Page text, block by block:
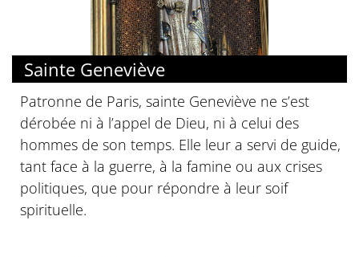
Sainte Geneviève
Patronne de Paris, sainte Geneviève ne s’est
dérobée ni à l’appel de Dieu, ni à celui des
hommes de son temps. Elle leur a servi de guide,
tant face à la guerre, à la famine ou aux crises
politiques, que pour répondre à leur soif
spirituelle.